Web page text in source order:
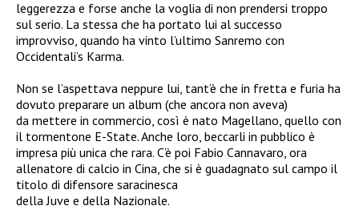
leggerezza e forse anche la voglia di non prendersi troppo
sul serio. La stessa che ha portato lui al successo
improvviso, quando ha vinto l’ultimo Sanremo con
Occidentali’s Karma.
Non se l’aspettava neppure lui, tant’è che in fretta e furia ha
dovuto preparare un album (che ancora non aveva)
da mettere in commercio, così è nato Magellano, quello con
il tormentone E-State. Anche loro, beccarli in pubblico è
impresa più unica che rara. C’è poi Fabio Cannavaro, ora
allenatore di calcio in Cina, che si è guadagnato sul campo il
titolo di difensore saracinesca
della Juve e della Nazionale.